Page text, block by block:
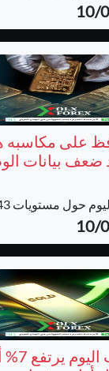
على مكاسبه
ضعف بيانات
حول مستويات 43...
سعر